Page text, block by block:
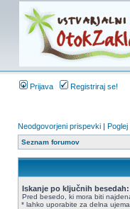
Prijava Registriraj se!
Neodgovorjeni prispevki |
Seznam forumov
Iskanje po ključnih besedah:
Pred besedo, ki mora biti
* lahko uporabite za delna